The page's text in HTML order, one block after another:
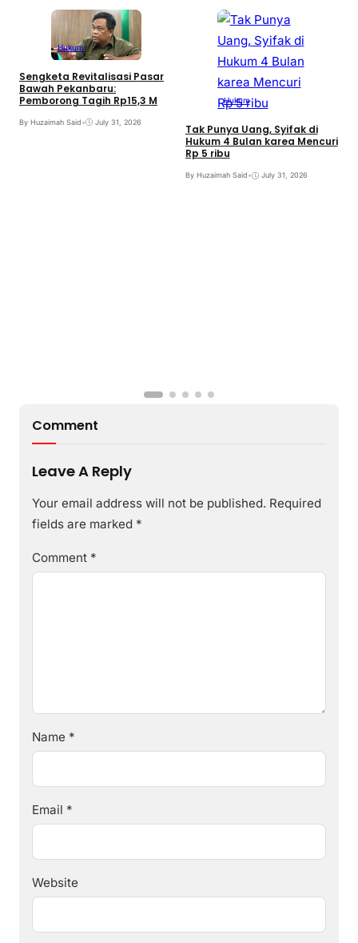
Hukum
Sengketa Revitalisasi Pasar
Bawah Pekanbaru:
Pemborong Tagih Rp15,3 M
By Huzaimah Said• July 31, 2026
Hukum
Tak Punya Uang, Syifak di
Hukum 4 Bulan karea Mencuri
Rp 5 ribu
By Huzaimah Said• July 31, 2026
Comment
Leave A Reply
Your email address will not be published. Required
fields are marked *
Comment *
Name *
Email *
Website